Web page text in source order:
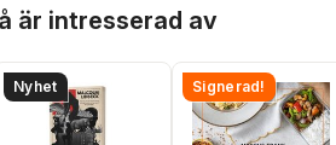
är intresserad av
Nyhet Signerad!